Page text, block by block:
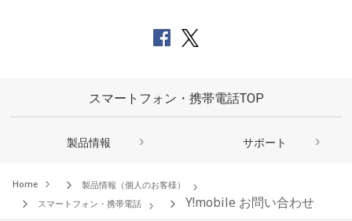
スマートフォン・携帯電話TOP
製品情報 サポート
Home
製品情報（個人のお客様）
スマートフォン・携帯電話
Y!mobile お問い合わせ